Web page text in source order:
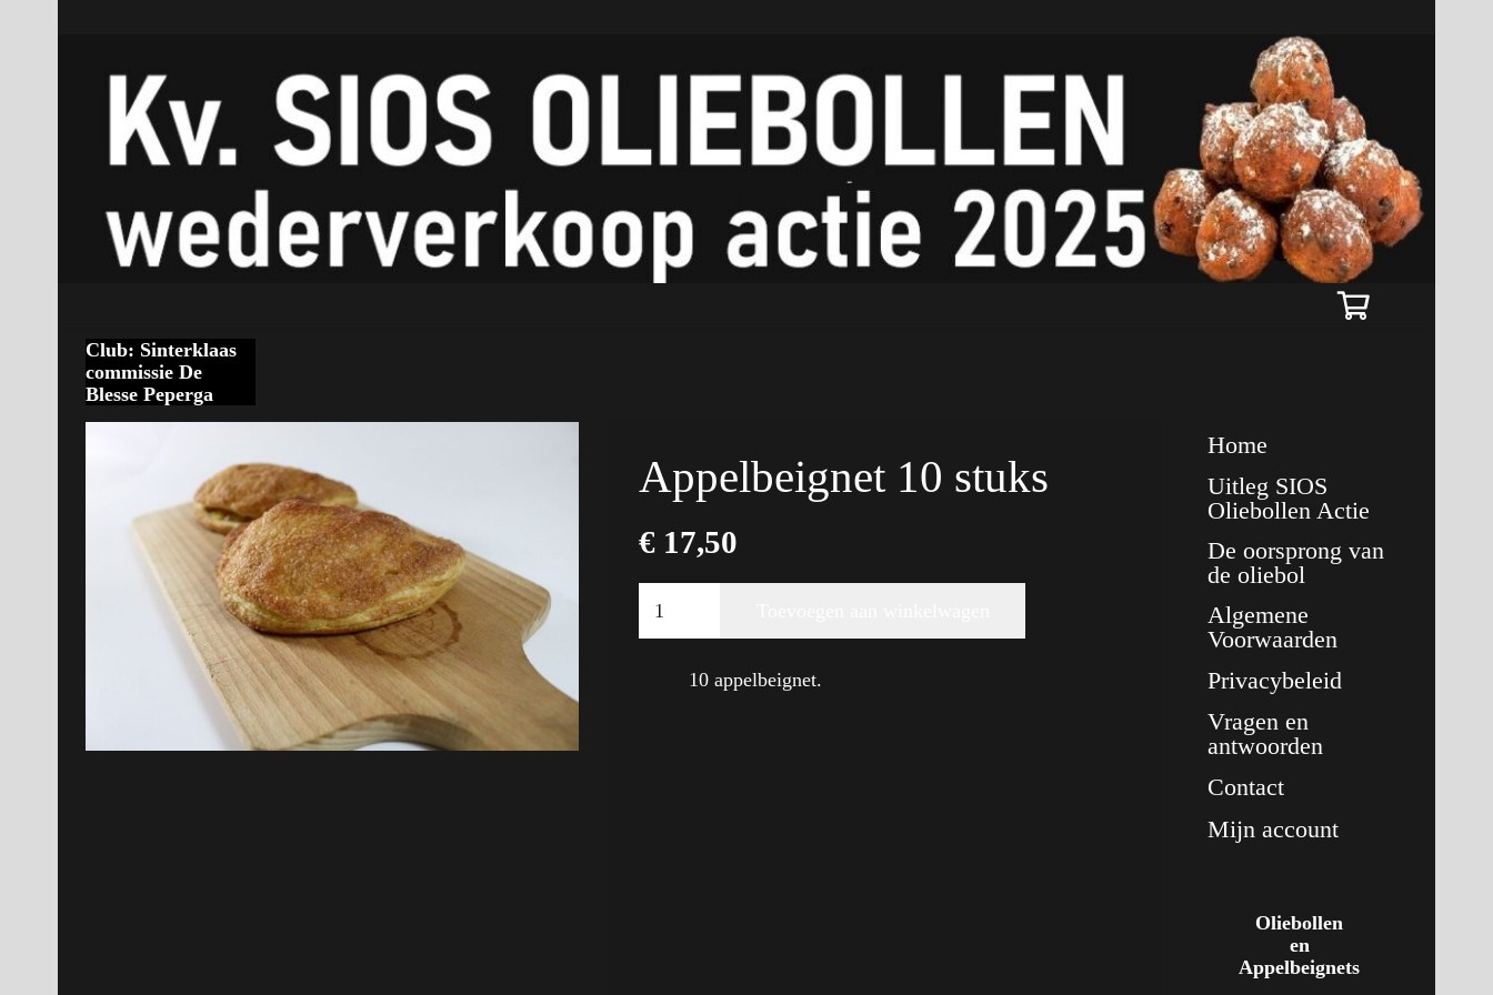
Club: Sinterklaas
commissie De
Blesse Peperga
Appelbeignet 10 stuks
€17,50
10
stuks
Alternative:
10 appelbeignet.
Home
Uitleg SIOS
Oliebollen Actie
De oorsprong van
de oliebol
Algemene
Voorwaarden
Privacybeleid
Vragen en
antwoorden
Contact
Mijn account
Oliebollen
en
Appelbeignets